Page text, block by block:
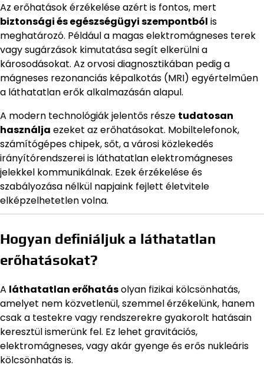
Az erőhatások érzékelése azért is fontos, mert
biztonsági és egészségügyi szempontból is
meghatározó. Például a magas elektromágneses terek
vagy sugárzások kimutatása segít elkerülni a
károsodásokat. Az orvosi diagnosztikában pedig a
mágneses rezonanciás képalkotás (MRI) egyértelműen
a láthatatlan erők alkalmazásán alapul.
A modern technológiák jelentős része tudatosan
használja ezeket az erőhatásokat. Mobiltelefonok,
számítógépes chipek, sőt, a városi közlekedés
irányítórendszerei is láthatatlan elektromágneses
jelekkel kommunikálnak. Ezek érzékelése és
szabályozása nélkül napjaink fejlett életvitele
elképzelhetetlen volna.
Hogyan definiáljuk a láthatatlan
erőhatásokat?
A láthatatlan erőhatásolyan fizikai kölcsönhatás,
amelyet nem közvetlenül, szemmel érzékelünk, hanem
csak a testekre vagy rendszerekre gyakorolt hatásain
keresztül ismerünk fel. Ez lehet gravitációs,
elektromágneses, vagy akár gyenge és erős nukleáris
kölcsönhatás is.